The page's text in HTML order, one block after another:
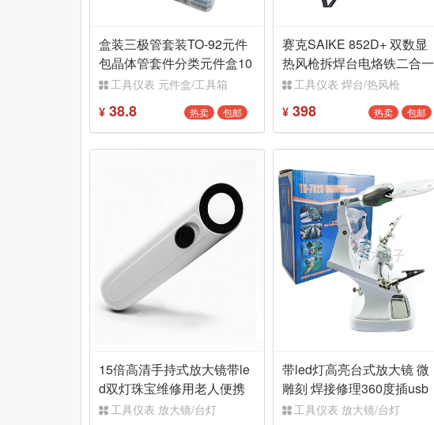
盒装三极管套装TO-92元件
包晶体管套件分类元件盒10
种共500只
工具仪表 元件盒/工具箱
¥ 38.8 热卖 包邮
赛克SAIKE 852D+ 双数显
热风枪拆焊台电烙铁二合一
数显工具
工具仪表 焊台/热风枪
¥ 398 热卖 包邮
15倍高清手持式放大镜带le
d双灯珠宝维修用老人便携
式检查21mm
工具仪表 放大镜/台灯
带led灯高亮台式放大镜 微
雕刻 焊接修理360度插usb
可转动工作台
工具仪表 放大镜/台灯